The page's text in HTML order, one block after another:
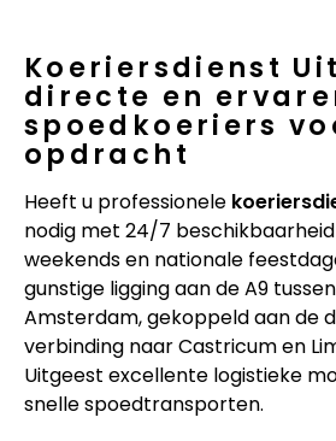
Koeriersdienst
directe en
spoedkoeriers
opdracht
Heeft u professionele
nodig met 24/7
weekends en nationale
gunstige ligging aan de A9
Amsterdam, gekoppeld aan de
verbinding naar Castricum en
Uitgeest excellente logistieke
snelle spoedtransporten.